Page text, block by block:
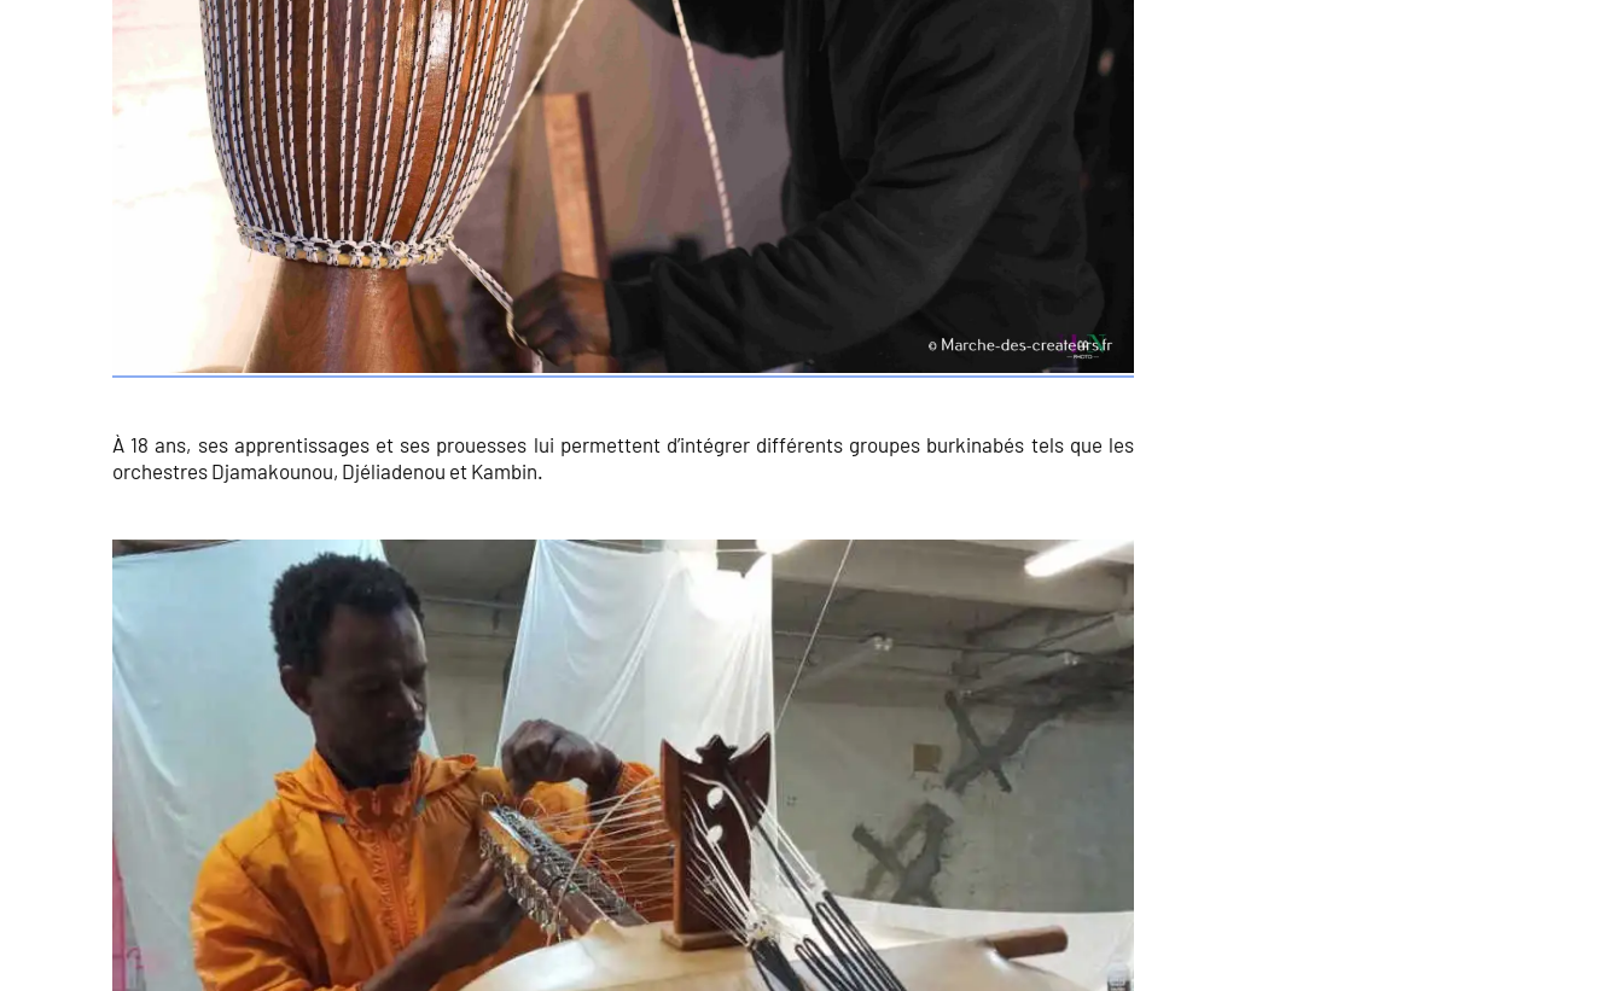
À 18 ans, ses apprentissages et ses prouesses lui permettent d’intégrer différents groupes burkinabés tels que les
orchestres Djamakounou, Djéliadenou et Kambin.